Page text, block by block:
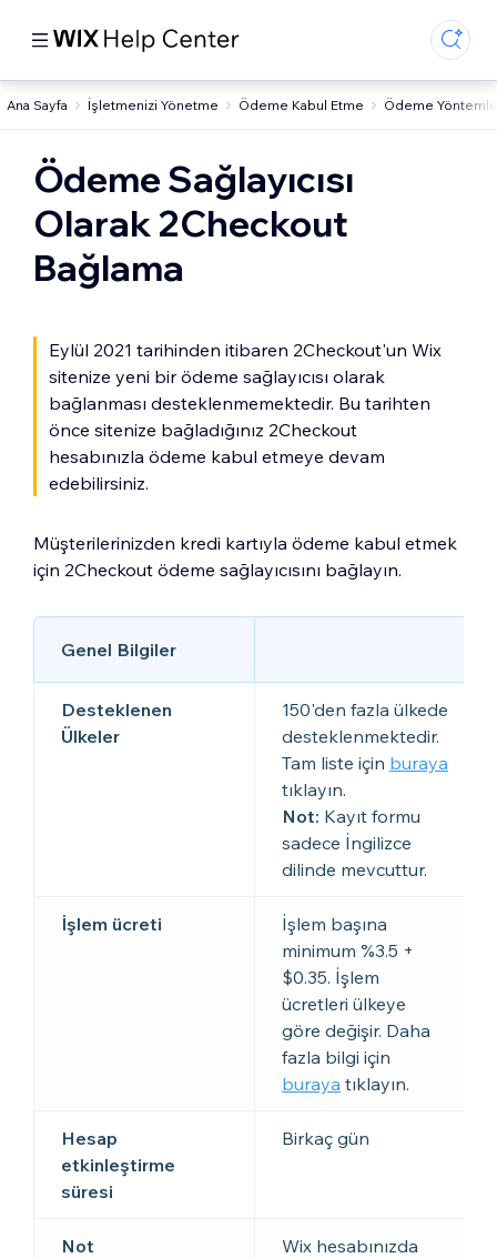
Ana Sayfa İşletmenizi Yönetme Ödeme Kabul Etme Ödeme
Ödeme Sağlayıcısı
Olarak 2Checkout
Bağlama
Eylül 2021 tarihinden itibaren 2Checkout'un Wix
sitenize yeni bir ödeme sağlayıcısı olarak
bağlanması desteklenmemektedir. Bu tarihten
önce sitenize bağladığınız 2Checkout
hesabınızla ödeme kabul etmeye devam
edebilirsiniz.
Müşterilerinizden kredi kartıyla ödeme kabul etmek
için 2Checkout ödeme sağlayıcısını bağlayın.
Genel Bilgiler
Desteklenen
Ülkeler
150'den fazla ülkede
desteklenmektedir.
Tam liste için buraya
tıklayın.
Not: Kayıt formu
sadece İngilizce
dilinde mevcuttur.
İşlem ücreti
İşlem başına
minimum %3.5 +
$0.35. İşlem
ücretleri ülkeye
göre değişir. Daha
fazla bilgi için
buraya tıklayın.
Hesap
etkinleştirme
süresi
Birkaç gün
Not
Wix hesabınızda